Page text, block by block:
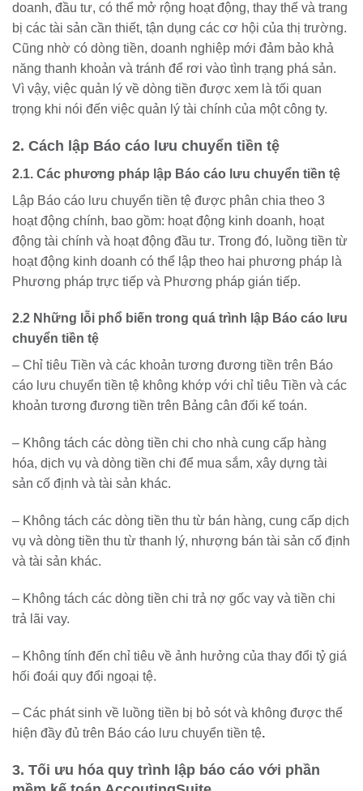
doanh, đầu tư, có thể mở rộng hoạt động, thay thế và trang
bị các tài sản cần thiết, tận dụng các cơ hội của thị trường.
Cũng nhờ có dòng tiền, doanh nghiệp mới đảm bảo khả
năng thanh khoản và tránh để rơi vào tình trạng phá sản.
Vì vậy, việc quản lý về dòng tiền được xem là tối quan
trọng khi nói đến việc quản lý tài chính của một công ty.
2. Cách lập Báo cáo lưu chuyển tiền tệ
2.1. Các phương pháp lập Báo cáo lưu chuyển tiền tệ
Lập Báo cáo lưu chuyển tiền tệ được phân chia theo 3
hoạt động chính, bao gồm: hoạt động kinh doanh, hoạt
động tài chính và hoạt động đầu tư. Trong đó, luồng tiền từ
hoạt động kinh doanh có thể lập theo hai phương pháp là
Phương pháp trực tiếp và Phương pháp gián tiếp.
2.2 Những lỗi phổ biến trong quá trình lập Báo cáo lưu
chuyển tiền tệ
– Chỉ tiêu Tiền và các khoản tương đương tiền trên Báo
cáo lưu chuyển tiền tệ không khớp với chỉ tiêu Tiền và các
khoản tương đương tiền trên Bảng cân đối kế toán.
– Không tách các dòng tiền chi cho nhà cung cấp hàng
hóa, dịch vụ và dòng tiền chi để mua sắm, xây dựng tài
sản cố định và tài sản khác.
– Không tách các dòng tiền thu từ bán hàng, cung cấp dịch
vụ và dòng tiền thu từ thanh lý, nhượng bán tài sản cố định
và tài sản khác.
– Không tách các dòng tiền chi trả nợ gốc vay và tiền chi
trả lãi vay.
– Không tính đến chỉ tiêu về ảnh hưởng của thay đổi tỷ giá
hối đoái quy đổi ngoại tệ.
– Các phát sinh về luồng tiền bị bỏ sót và không được thể
hiện đầy đủ trên Báo cáo lưu chuyển tiền tệ.
3. Tối ưu hóa quy trình lập báo cáo với phần